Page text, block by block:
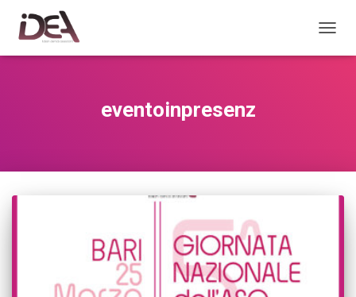
eventoinpresenz